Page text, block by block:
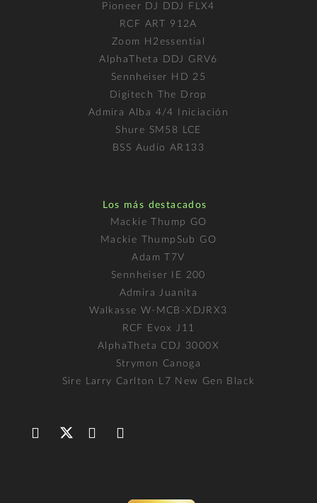
Pioneer DJ DDJ FLX4
RCF ART 912A
Zoom H2essential
AlphaTheta DDJ GRV6
Sennheiser HD 25
Digitech The Drop
Admira Alba 4/4 Iniciación
Shure SM58 LCE
BSS Audio AR133
Los más destacados
Mackie Thump GO
Mackie ThumpSub GO
Adam T7V
Sennheiser IE 200
Admira Juanita
Walkasse W-MCB-XDJRX3
RCF Evox J11
AlphaTheta CDJ 3000X
Strymon Canoga
Sire Larry Carlton L7 New Gen Black